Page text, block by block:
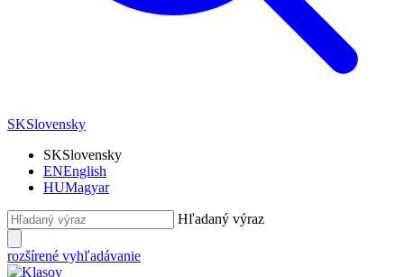
SKSlovensky
SKSlovensky
ENEnglish
HUMagyar
Hľadaný výraz
rozšírené vyhľadávanie